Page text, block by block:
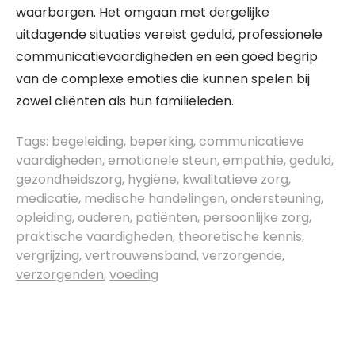
waarborgen. Het omgaan met dergelijke
uitdagende situaties vereist geduld, professionele
communicatievaardigheden en een goed begrip
van de complexe emoties die kunnen spelen bij
zowel cliënten als hun familieleden.
Tags: begeleiding, beperking,communicatieve
vaardigheden,emotionele steun,empathie,geduld,
gezondheidszorg, hygiëne, kwalitatieve zorg,
medicatie, medische handelingen,ondersteuning,
opleiding,ouderen, patiënten, persoonlijke zorg,
praktische vaardigheden, theoretische kennis,
vergrijzing,vertrouwensband,verzorgende,
verzorgenden,voeding